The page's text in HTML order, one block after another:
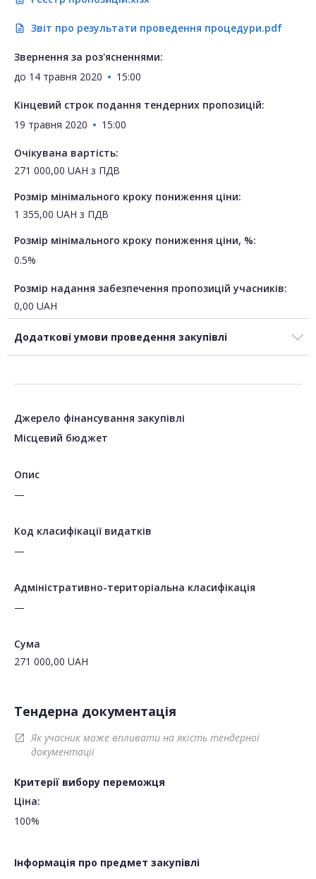
description Звіт про результати проведення процедури.pdf
Звернення за роз'ясненнями:
до 14 травня 2020 15:00
Кінцевий строк подання тендерних пропозицій:
19 травня 2020
15:00
Очікувана вартість:
271 000,00 UAH з ПДВ
Розмір мінімального кроку пониження ціни:
1 355,00 UAH з ПДВ
Розмір мінімального кроку пониження ціни, %:
0.5%
Розмір надання забезпечення пропозицій учасників:
0,00 UAH
Додаткові умови проведення закупівлі
Джерело фінансування закупівлі
Місцевий бюджет
Опис
—
Код класифікації видатків
—
Адміністративно-територіальна класифікація
—
Сума
271 000,00 UAH
Тендерна документація
open_in_new
Як учасник може впливати на якість тендерної
документації
Критерії вибору переможця
Ціна:
100%
Інформація про предмет закупівлі